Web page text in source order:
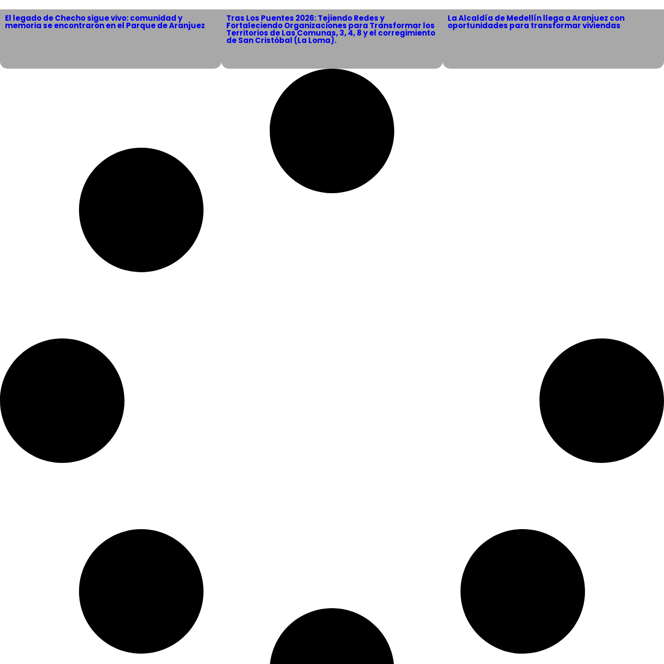
El legado de Checho sigue vivo: comunidad y
memoria se encontraron en el Parque de Aranjuez
Tras Los Puentes 2026: Tejiendo Redes y
Fortaleciendo Organizaciones para Transformar los
Territorios de Las Comunas, 3, 4, 8 y el corregimiento
de San Cristóbal (La Loma).
La Alcaldía de Medellín llega a Aranjuez con
oportunidades para transformar viviendas